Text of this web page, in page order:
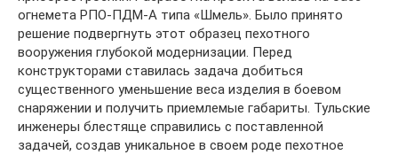
огнемета РПО-ПДМ-А типа «Шмель». Было принято
решение подвергнуть этот образец пехотного
вооружения глубокой модернизации. Перед
конструкторами ставилась задача добиться
существенного уменьшение веса изделия в боевом
снаряжении и получить приемлемые габариты. Тульские
инженеры блестяще справились с поставленной
задачей, создав уникальное в своем роде пехотное